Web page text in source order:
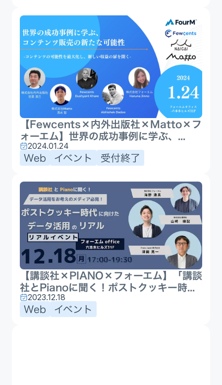
【Fewcents×内外出版社×Matto×フ
ォーエム】世界の成功事例に学ぶ、...
2024.01.24
Web イベント 受付終了
【講談社×PIANO×フォーエム】「講談
社とPianoに聞く！ポストクッキー時...
2023.12.18
Web イベント